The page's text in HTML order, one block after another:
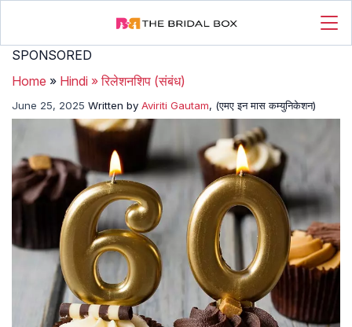
SPONSORED
Home » Hindi »रिलेशनशिप (संबंध)
June 25, 2025 Written by Aviriti Gautam, (एमए इन मास कम्युनिकेशन)